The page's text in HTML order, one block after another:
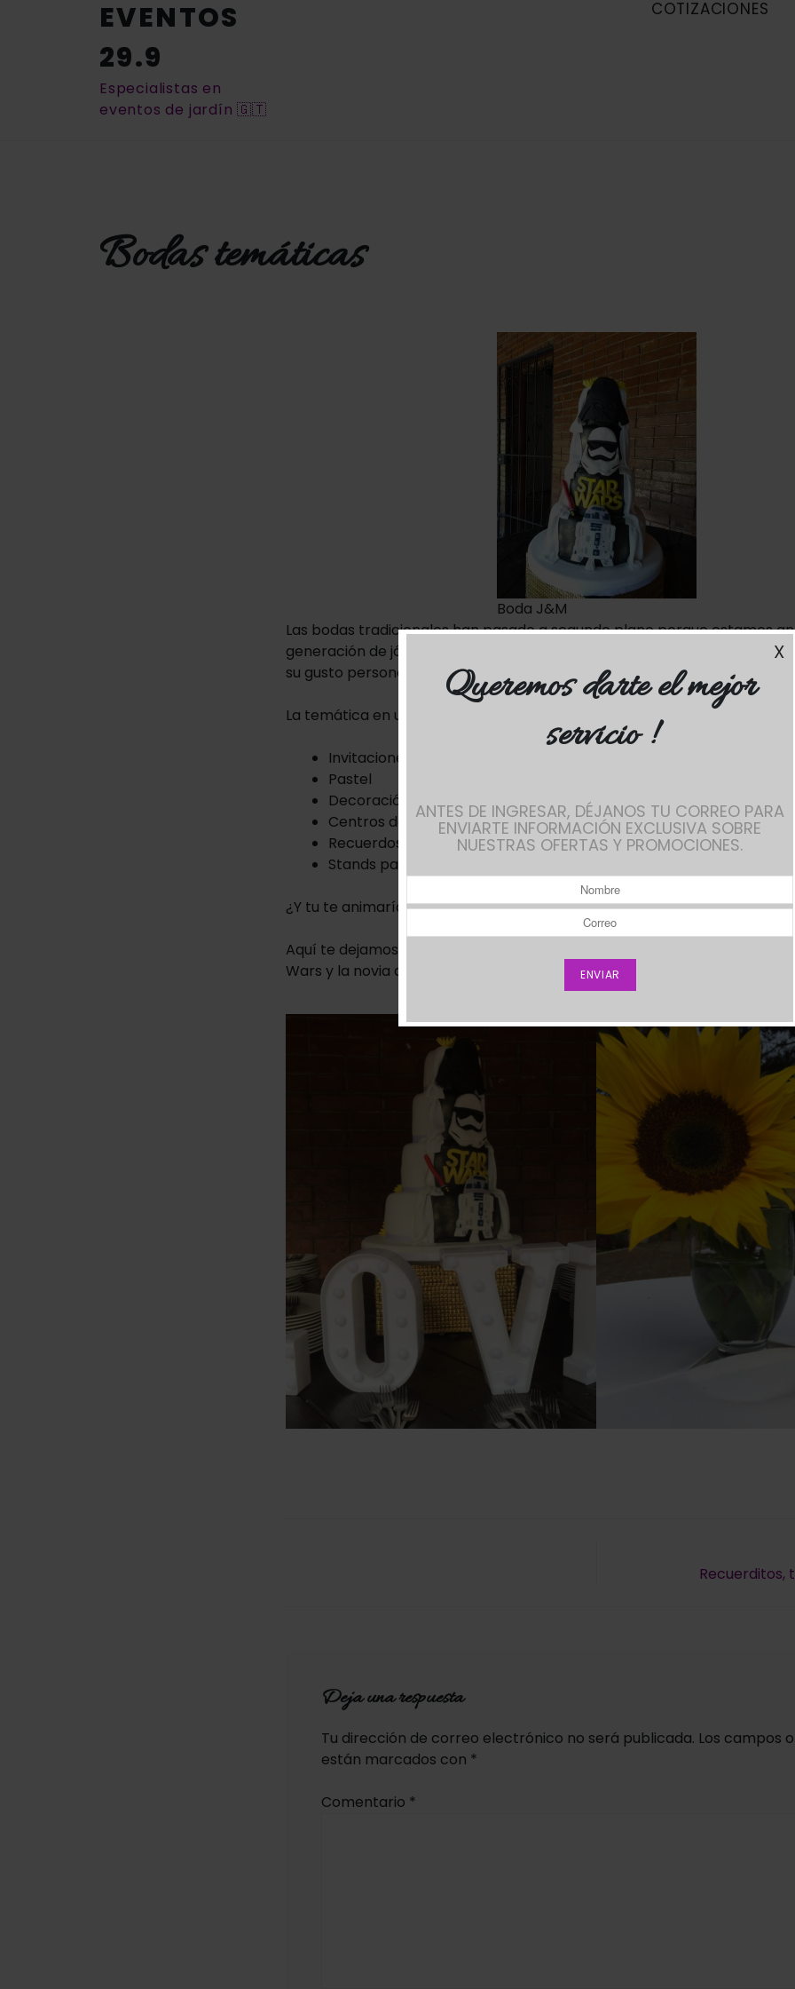
EVENTOS
29.9
Especialistas en
eventos de jardín 🇬🇹
COTIZACIONES
Bodas temáticas
Boda J&M
Las bodas tradicionales han pasado a segundo plano porque estamos
generación de jóvenes que buscan personalizar ese gran día con
su gusto personal.
La temática en un evento se logra personalizando elementos como:
Invitaciones
Pastel
Decoración
Centros de mesa
Recuerdos
Stands para fotos
¿Y tu te animarías a personalizar tu boda con tu tema favorito?
Aquí te dejamos fotos de uno de nuestros eventos donde el novio es
Wars y la novia ama los girasoles, he aquí el resultado final.
Recuerditos,
Deja una respuesta
Tu dirección de correo electrónico no será publicada. Los campos
están marcados con *
Comentario *
X
Queremos darte el mejor
servicio !
ANTES DE INGRESAR, DÉJANOS TU CORREO PARA
ENVIARTE INFORMACIÓN EXCLUSIVA SOBRE
NUESTRAS OFERTAS Y PROMOCIONES.